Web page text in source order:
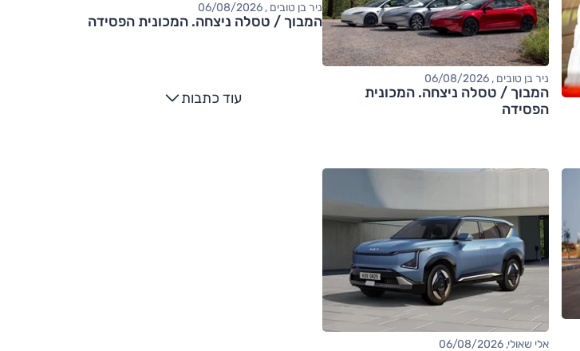
ניר בן טובים , 06/08/2026
המבוך / טסלה ניצחה. המכונית
הפסידה
אלי שאולי, 06/08/2026
ניר בן טובים , 06/08/2026
המבוך / טסלה ניצחה. המכונית הפסידה
עוד כתבות